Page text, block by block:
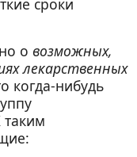
сроки
о возможных,
лекарственных
когда-нибудь